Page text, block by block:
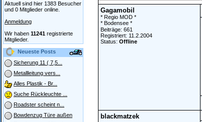
Aktuell sind hier 1383 Besucher
und 0 Mitglieder online.
Anmeldung
Wir haben 11241 registrierte
Mitglieder.
Neueste Posts
Sicherung 11 ( 7,5...
Metallleitung vers...
Alles Plastik - Br...
Suche Rückleuchte ...
Roadster scheint n...
Bowdenzug Türe außen
Gagamobil
* Regio MOD *
* Bodensee *
Beiträge: 661
Registriert: 11.2.2004
Status: Offline
blackmatzek